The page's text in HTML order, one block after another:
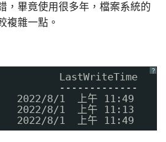
，畢竟使用很多年，檔案系統的
複雜一點。
？
LastWriteTime
-------------
2022/8/1  上午 11:49
2022/8/1  上午 11:13
2022/8/1  上午 11:49